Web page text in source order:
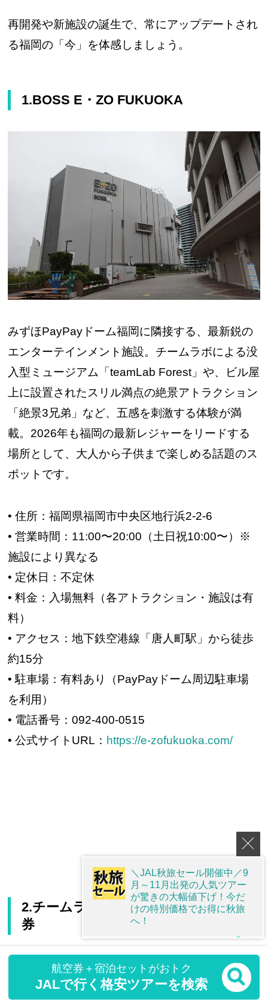
航空券＋宿泊セットがおトク
JALで行く格安ツアーを検索
再開発や新施設の誕生で、常にアップデートされ
る福岡の「今」を体感しましょう。
1.BOSS E・ZO FUKUOKA
みずほPayPayドーム福岡に隣接する、最新鋭の
エンターテインメント施設。チームラボによる没
入型ミュージアム「teamLab Forest」や、ビル屋
上に設置されたスリル満点の絶景アトラクション
「絶景3兄弟」など、五感を刺激する体験が満
載。2026年も福岡の最新レジャーをリードする
場所として、大人から子供まで楽しめる話題のス
ポットです。
• 住所：福岡県福岡市中央区地行浜2-2-6
• 営業時間：11:00〜20:00（土日祝10:00〜）※
施設により異なる
• 定休日：不定休
• 料金：入場無料（各アトラクション・施設は有
料）
• アクセス：地下鉄空港線「唐人町駅」から徒歩
約15分
• 駐車場：有料あり（PayPayドーム周辺駐車場
を利用）
• 電話番号：092-400-0515
• 公式サイトURL： https://e-zofukuoka.com/
2.チームラボフォレスト 福岡 - SBI証
券
＼JAL秋旅セール開催中／9
月～11月出発の人気ツアー
が驚きの大幅値下げ！今だ
けの特別価格でお得に秋旅
へ！